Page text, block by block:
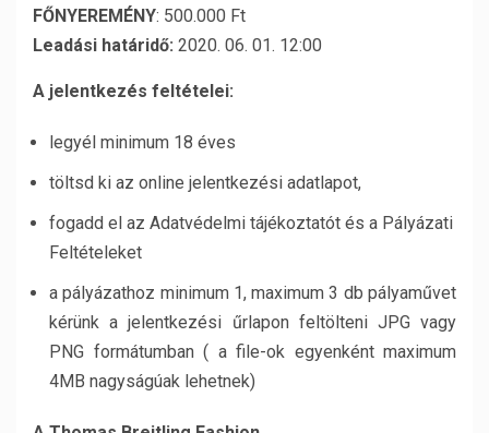
FŐNYEREMÉNY: 500.000 Ft
Leadási határidő: 2020. 06. 01. 12:00
A jelentkezés feltételei:
legyél minimum 18 éves
töltsd ki az online jelentkezési adatlapot,
fogadd el az Adatvédelmi tájékoztatót és a Pályázati
Feltételeket
a pályázathoz minimum 1, maximum 3 db pályaművet
kérünk a jelentkezési űrlapon feltölteni JPG vagy
PNG formátumban ( a file-ok egyenként maximum
4MB nagyságúak lehetnek)